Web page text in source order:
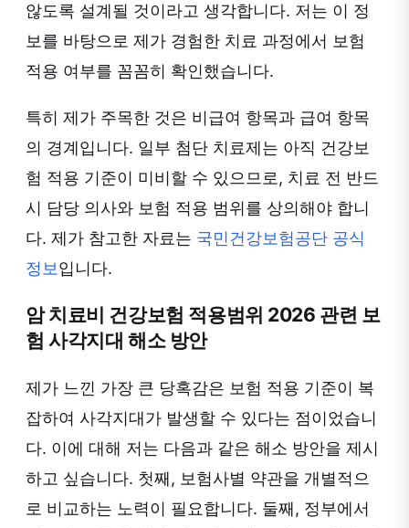
않도록 설계될 것이라고 생각합니다. 저는 이 정
보를 바탕으로 제가 경험한 치료 과정에서 보험
적용 여부를 꼼꼼히 확인했습니다.
특히 제가 주목한 것은 비급여 항목과 급여 항목
의 경계입니다. 일부 첨단 치료제는 아직 건강보
험 적용 기준이 미비할 수 있으므로, 치료 전 반드
시 담당 의사와 보험 적용 범위를 상의해야 합니
다. 제가 참고한 자료는 국민건강보험공단 공식
정보입니다.
암 치료비 건강보험 적용범위 2026 관련 보
험 사각지대 해소 방안
제가 느낀 가장 큰 당혹감은 보험 적용 기준이 복
잡하여 사각지대가 발생할 수 있다는 점이었습니
다. 이에 대해 저는 다음과 같은 해소 방안을 제시
하고 싶습니다. 첫째, 보험사별 약관을 개별적으
로 비교하는 노력이 필요합니다. 둘째, 정부에서